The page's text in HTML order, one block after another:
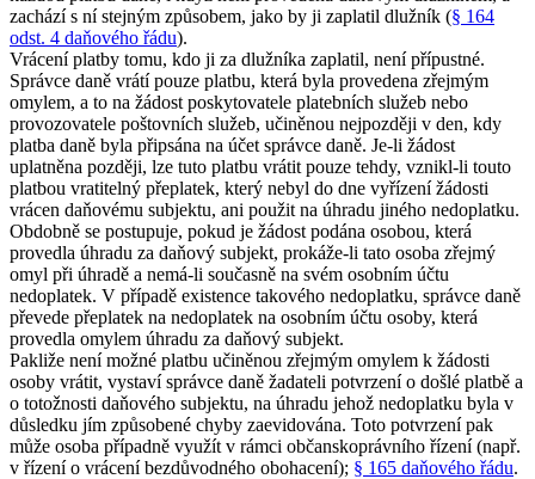
zachází s ní stejným způsobem, jako by ji zaplatil dlužník (§ 164
odst. 4 daňového řádu).
Vrácení platby tomu, kdo ji za dlužníka zaplatil, není přípustné.
Správce daně vrátí pouze platbu, která byla provedena zřejmým
omylem, a to na žádost poskytovatele platebních služeb nebo
provozovatele poštovních služeb, učiněnou nejpozději v den, kdy
platba daně byla připsána na účet správce daně. Je-li žádost
uplatněna později, lze tuto platbu vrátit pouze tehdy, vznikl-li touto
platbou vratitelný přeplatek, který nebyl do dne vyřízení žádosti
vrácen daňovému subjektu, ani použit na úhradu jiného nedoplatku.
Obdobně se postupuje, pokud je žádost podána osobou, která
provedla úhradu za daňový subjekt, prokáže-li tato osoba zřejmý
omyl při úhradě a nemá-li současně na svém osobním účtu
nedoplatek. V případě existence takového nedoplatku, správce daně
převede přeplatek na nedoplatek na osobním účtu osoby, která
provedla omylem úhradu za daňový subjekt.
Pakliže není možné platbu učiněnou zřejmým omylem k žádosti
osoby vrátit, vystaví správce daně žadateli potvrzení o došlé platbě a
o totožnosti daňového subjektu, na úhradu jehož nedoplatku byla v
důsledku jím způsobené chyby zaevidována. Toto potvrzení pak
může osoba případně využít v rámci občanskoprávního řízení (např.
v řízení o vrácení bezdůvodného obohacení); § 165 daňového řádu.